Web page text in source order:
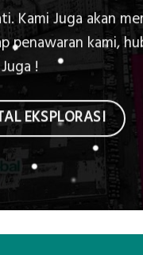
Kami Juga akan
penawaran kami,
!
EKSPLORASI